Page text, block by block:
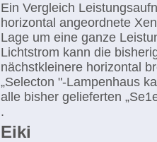
Ein Vergleich
horizontal angeordnete
Lage um eine ganze
Lichtstrom kann die
nächstkleinere horizontal
„Selecton "-Lampenhaus
alle bisher gelieferten
.
Eiki